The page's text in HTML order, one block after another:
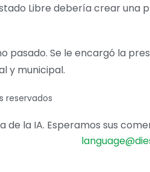
Libre debería crear
pasado. Se le encargó la
y municipal.
reservados
la IA. Esperamos sus